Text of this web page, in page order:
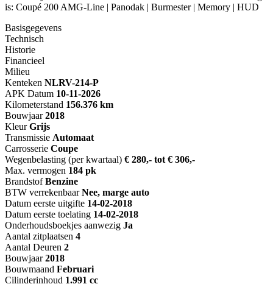
is: Coupé 200 AMG-Line | Panodak | Burmester | Memory | HUD
Basisgegevens
Technisch
Historie
Financieel
Milieu
Kenteken NLRV-214-P
APK Datum 10-11-2026
Kilometerstand 156.376 km
Bouwjaar 2018
Kleur Grijs
Transmissie Automaat
Carrosserie Coupe
Wegenbelasting (per kwartaal) € 280,- tot € 306,-
Max. vermogen 184 pk
Brandstof Benzine
BTW verrekenbaar Nee, marge auto
Datum eerste uitgifte 14-02-2018
Datum eerste toelating 14-02-2018
Onderhoudsboekjes aanwezig Ja
Aantal zitplaatsen 4
Aantal Deuren 2
Bouwjaar 2018
Bouwmaand Februari
Cilinderinhoud 1.991 cc